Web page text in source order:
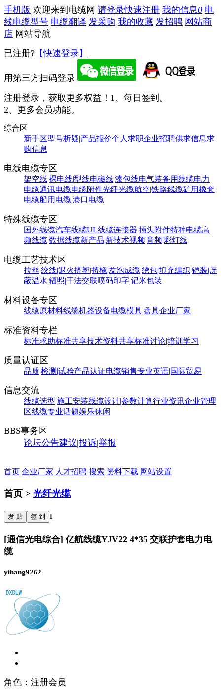
手机版 欢迎来到电缆网 请登录快速注册 我的信息0 电
线电缆型号 电缆翻译 发采购 我的收藏 发招聘 网站商
店 网站导航
已注册? 【快速登录】
用第三方扫码登录
注册登录，获取更多权益！ 1、每日签到。
2、更多会员功能。
综合区
新手区型号析疑|产品报价个人求职企业招聘供求信息求
购信息
电线电缆专区
架空线|裸电线|型线电磁线|漆包线电气装备用线缆电力
电缆通讯电缆电缆附件光纤光缆航空|铁路线缆矿用橡套
电缆船用电缆|港口电缆
特殊线缆专区
国外线缆汽车线缆UL线缆连接器|插头附件特种电缆高
频线缆|数据线缆新产品|新技术视频|音频|彩灯线
电缆工艺技术区
拉丝|绞线|退火挤塑|挤橡|发泡成缆|绕包|填充编织|铠装|屏
蔽温水|辐照|干法交联喷码印字|记米包装
材料设备专区
线缆原材料线缆机器设备电缆模具|盘具企业厂家
标准资料专栏
标准求助标准共享技术资料共享标准讨论|培训学习
质量认证区
品质|检测|试验产品认证电缆销售专业英语|国际贸易
信息交流
线缆选型|施工安装线缆设计|参数计算行业资讯企业管理
区线缆专业话题娱乐休闲
BBS事务区
论坛公告建议|投诉|举报
首页 企业厂家 人才招聘 搜索 资料下载 网站设置
首页 > 光纤光缆
发 贴 签 到 1
[通信光电综合] 亿航线缆YJV22 4*35 交联护套电力电
缆
yihang9262
角色：注册会员